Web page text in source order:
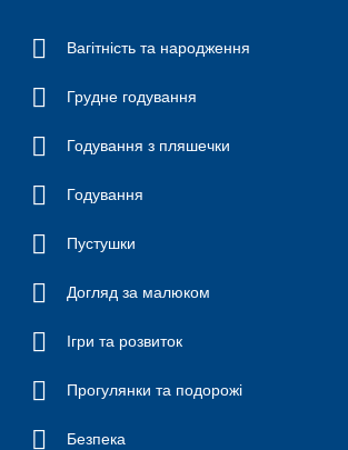
Вагітність та народження
Грудне годування
Годування з пляшечки
Годування
Пустушки
Догляд за малюком
Ігри та розвиток
Прогулянки та подорожі
Безпека